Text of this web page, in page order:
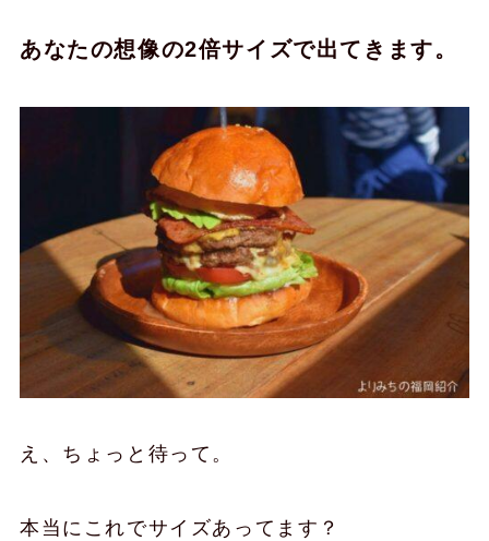
あなたの想像の2倍サイズで出てきます。
え、ちょっと待って。
本当にこれでサイズあってます？